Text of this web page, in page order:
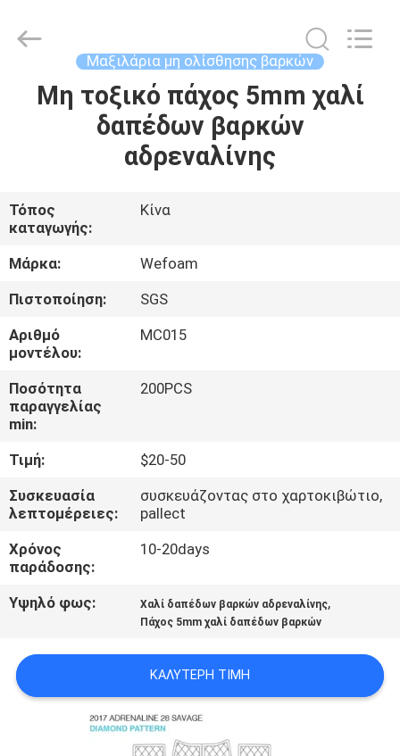
ΣΠΊΤΙ
ΠΡΟΪΌΝΤΑ
ΒΊΝΤΕΟ
ΠΕΡΊΠΟΥ
ΕΜΕΊΣ
ΓΎΡΟΣ
ΕΡΓΟΣΤΑΣΊΩΝ
ΈΛΕΓΧΟΣ
ΜΑΣ
ΕΛΆΤΕ
ΕΠΑΦΉ
ΜΕ
ΕΙΔΉΣΕΙΣ
Co.,Ltd.
Developed
Μαξιλάρια μη ολίσθησης βαρκών
Μη τοξικό πάχος 5mm χαλί
δαπέδων βαρκών
αδρεναλίνης
Τόπος
καταγωγής:
Κίνα
Μάρκα:
Wefoam
Πιστοποίηση:
SGS
Αριθμό
μοντέλου:
MC015
Ποσότητα
παραγγελίας
min:
200PCS
Τιμή:
$20-50
Συσκευασία
λεπτομέρειες:
συσκευάζοντας στο χαρτοκιβώτιο,
pallect
Χρόνος
παράδοσης:
10-20days
Υψηλό φως: Χαλί δαπέδων βαρκών αδρεναλίνης,
Πάχος 5mm χαλί δαπέδων βαρκών
ΚΑΛΎΤΕΡΗ ΤΙΜΉ